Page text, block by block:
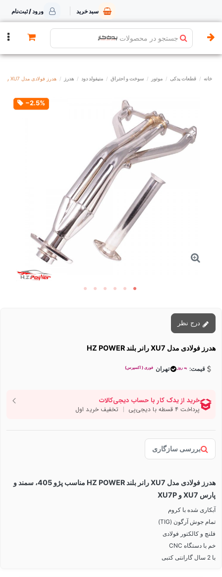
سبد خرید ورود / ثبت‌نام
جستجو در محصولات
خانه قطعات یدکی موتور سوخت و احتراق منیفولد دود هدرز هدرز فولادی مدل XU7 رانر بلند HZ POWER
‎−2.5%
هدرز فولادی مدل XU7 رانر بلند HZ POWER
قیمت: به روز تهران فوری ( اکسپرس)
بررسی سازگاری
هدرز فولادی مدل XU7 رانر بلند HZ POWER مناسب پژو 405، سمند و
پارس XU7 و XU7P
آبکاری شده با کروم
تمام جوش آرگون (TIG)
فلنچ و کالکتور فولادی
خم با دستگاه CNC
با 2 سال گارانتی کتبی